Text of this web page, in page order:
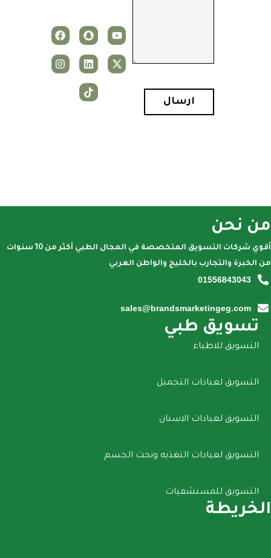
ارسال
من نحن
أقوي شركات التسويق المتخصصة في المجال الطبي أكثر من 10 سنوات
من الخبرة والتجارب بالخليج والواطن العربي
01556843043
sales@brandsmarketingeg.com
تسويق طبي
التسويق للاطباء
التسويق لعيادات التجمبل
التسويق لعيادات الاسنان
التسويق لعيادات التغذيه ونحت الجسم
التسويق للمستشفيات
الخريطة